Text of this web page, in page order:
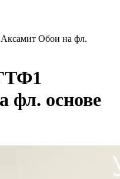
Обои на фл.
фл. основе